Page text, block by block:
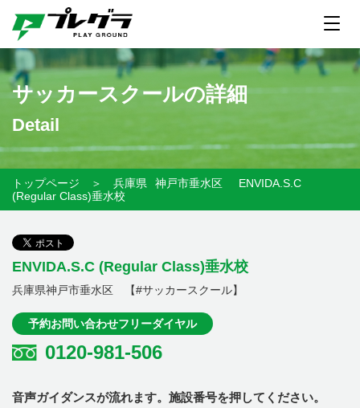
サッカースクールの詳細
Detail
トップページ ＞ 兵庫県 神戸市垂水区
ENVIDA.S.C
(Regular Class)垂水校
ENVIDA.S.C (Regular Class)垂水校
兵庫県神戸市垂水区 【#サッカースクール】
予約お問い合わせフリーダイヤル
0120-981-506
音声ガイダンスが流れます。施設番号を押してください。